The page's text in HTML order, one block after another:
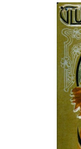
Informations
Ma Commande
Politique de